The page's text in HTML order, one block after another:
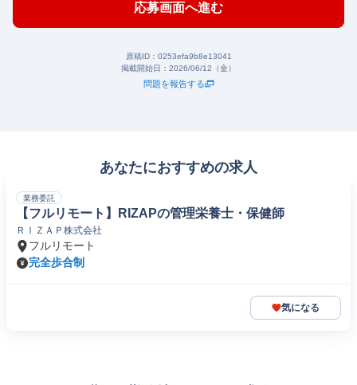
応募画面へ進む
原稿ID： 0253efa9b8e13041
掲載開始日： 2026/06/12（金）
問題を報告する
あなたにおすすめの求人
業務委託
【フルリモート】RIZAPの管理栄養士・保健師
ＲＩＺＡＰ株式会社
フルリモート
完全歩合制
気になる